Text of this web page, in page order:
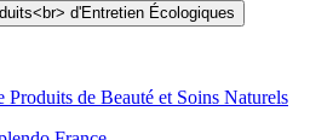
Produits de Beauté et Soins Naturels